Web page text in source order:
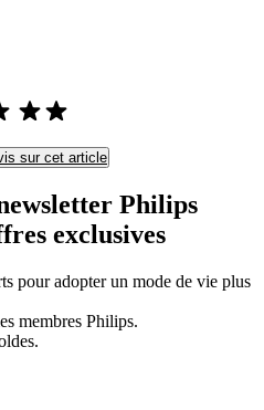
sur cet article
Philips
exclusives
pour adopter un mode de vie plus
membres Philips.